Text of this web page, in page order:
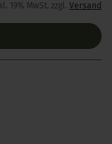
19% MwSt. zzgl. Versand